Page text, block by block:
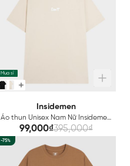
Mua sỉ
Insidemen
Áo thun Unisex Nam Nữ Insidemen
Cotton ITS091S3
99,000₫395,000₫
-75%